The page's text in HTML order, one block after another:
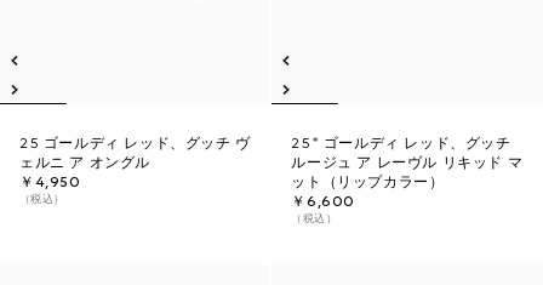
25 ゴールディ レッド、グッチ ヴ
ェルニ ア オングル
￥4,950
（税込）
25* ゴールディ レッド、グッチ
ルージュ ア レーヴル リキッド マ
ット（リップカラー）
￥6,600
（税込）